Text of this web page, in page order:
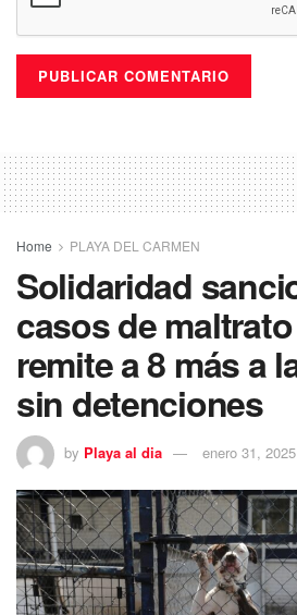
Home PLAYA DEL CARMEN
Solidaridad
casos de
remite a 8 más a
sin detenciones
by Playa al dia enero 31, 2025